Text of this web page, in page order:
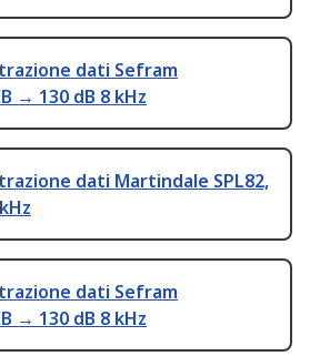
dati Sefram
→ 130 dB 8 kHz
dati Martindale SPL82,
dati Sefram
→ 130 dB 8 kHz